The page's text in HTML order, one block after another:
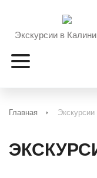
Экскурсии в
Главная Экскурсии